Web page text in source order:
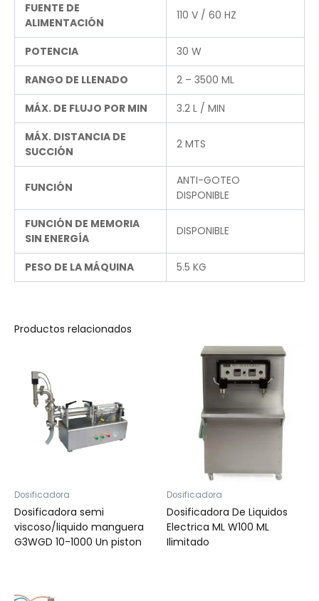
FUENTE DE
ALIMENTACIÓN
110 V / 60 HZ
POTENCIA
30 W
RANGO DE LLENADO
2 – 3500 ML
MÁX. DE FLUJO POR MIN
3.2 L / MIN
MÁX. DISTANCIA DE
SUCCIÓN
2 MTS
FUNCIÓN
ANTI-GOTEO
DISPONIBLE
FUNCIÓN DE MEMORIA
SIN ENERGÍA
DISPONIBLE
PESO DE LA MÁQUINA 5.5 KG
Productos relacionados
Dosificadora
Dosificadora semi
viscoso/liquido manguera
G3WGD 10-1000 Un piston
Dosificadora
Dosificadora De Liquidos
Electrica ML W100 ML
Ilimitado